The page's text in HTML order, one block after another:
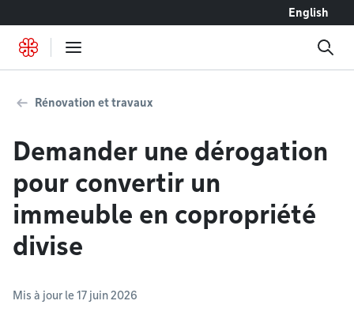
English
Rénovation et travaux
Demander une dérogation
pour convertir un
immeuble en copropriété
divise
Mis à jour le 17 juin 2026